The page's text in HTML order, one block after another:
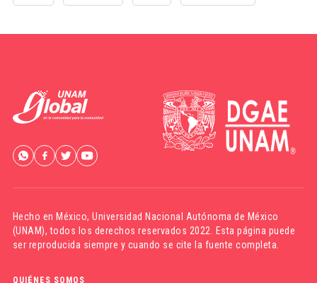
Hecho en México,Universidad Nacional Autónoma de México
(UNAM), todos los derechos reservados 2022. Esta página puede
ser reproducida siempre y cuando se cite la fuente completa.
QUIÉNES SOMOS